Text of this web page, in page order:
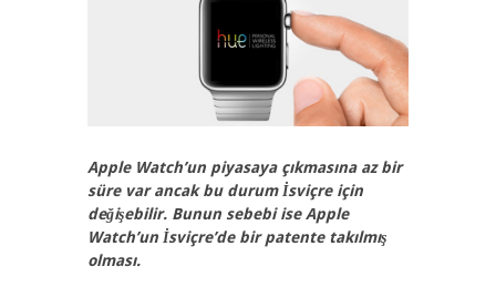
Apple Watch’un piyasaya çıkmasına az bir
süre var ancak bu durum İsviçre için
değişebilir. Bunun sebebi ise Apple
Watch’un İsviçre’de bir patente takılmış
olması.